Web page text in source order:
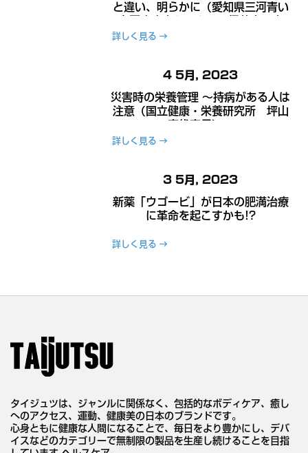
と違い、明らかに（愛知県三河青い
詳しく見る
災害時の栄養管理 ～持病がある人は
注意（国立健康・栄養研究所 坪山
4 5月, 2023
詳しく見る
新薬「ウゴービ」が日本の肥満治療
に革命を起こすかも!?
3 5月, 2023
詳しく見る
タイジュツは、ジャンルに関係なく、包括的なボディケア、癒し
へのアクセス、運動、健康美の日本のブランドです。
心身ともに健康な人間になることで、毎日をより豊かにし、デバ
イスなどのカテゴリーで無制限の製品を生産し続けることを目指